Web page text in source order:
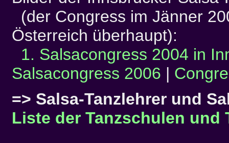
(der Congress im Jänner
Österreich überhaupt):
1. Salsacongress 2004 in
Salsacongress 2006 |
=> Salsa-Tanzlehrer und
Liste der Tanzschulen und